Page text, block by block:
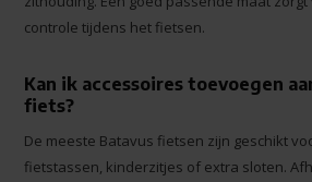
controle tijdens het fietsen.
Kan ik accessoires toevoegen
fiets?
De meeste Batavus fietsen zijn geschikt
fietstassen, kinderzitjes of extra sloten.